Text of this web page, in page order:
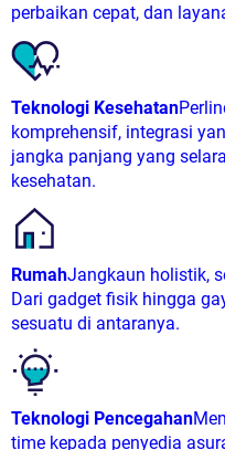
perbaikan cepat, dan
Teknologi Kesehatan
komprehensif, integrasi
jangka panjang yang
kesehatan.
RumahJangkaun holistik,
Dari gadget fisik hingga
sesuatu di antaranya.
Teknologi Pencegahan
time kepada penyedia